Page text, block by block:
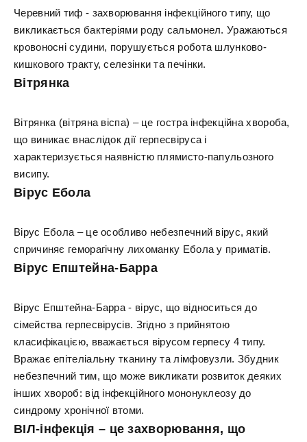
Черевний тиф - захворювання інфекційного типу, що
викликається бактеріями роду сальмонел. Уражаються
кровоносні судини, порушується робота шлунково-
кишкового тракту, селезінки та печінки.
Вітрянка
Вітрянка (вітряна віспа) – це гостра інфекційна хвороба,
що виникає внаслідок дії герпесвіруса і
характеризується наявністю плямисто-папульозного
висипу.
Вірус Ебола
Вірус Ебола – це особливо небезпечний вірус, який
спричиняє геморагічну лихоманку Ебола у приматів.
Вірус Епштейна-Барра
Вірус Епштейна-Барра - вірус, що відноситься до
сімейства герпесвірусів. Згідно з прийнятою
класифікацією, вважається вірусом герпесу 4 типу.
Вражає епітеліальну тканину та лімфовузли. Збудник
небезпечний тим, що може викликати розвиток деяких
інших хвороб: від інфекційного мононуклеозу до
синдрому хронічної втоми.
ВІЛ-інфекція – це захворювання, що